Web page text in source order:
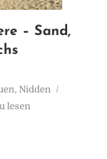
– Sand,
, Nidden
lesen